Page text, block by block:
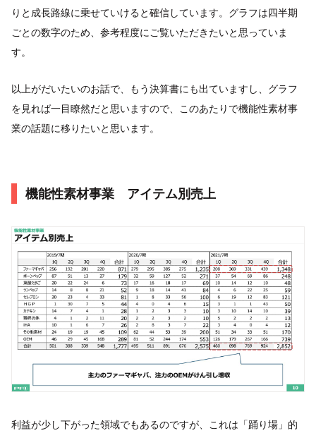
りと成長路線に乗せていけると確信しています。グラフは四半期
ごとの数字のため、参考程度にご覧いただきたいと思っていま
す。
以上がだいたいのお話で、もう決算書にも出ていますし、グラフ
を見れば一目瞭然だと思いますので、このあたりで機能性素材事
業の話題に移りたいと思います。
機能性素材事業 アイテム別売上
利益が少し下がった領域でもあるのですが、これは「踊り場」的